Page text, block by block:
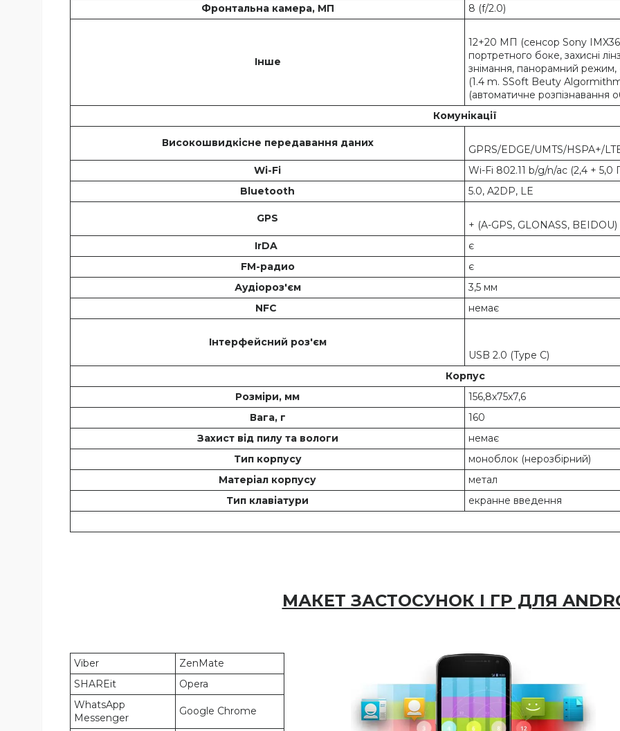
Фронтальна камера, МП
8 (f/2.0)
Інше
12+20 МП (сенсор Sony
портретного боке, захисні
знімання, панорамний
(1.4 m. SSoft Beuty
(автоматичне розпізнавання
Комунікації
Високошвидкісне передавання даних
GPRS/EDGE/UMTS/HSPA+/
Wi-Fi
Wi-Fi 802.11 b/g/n/ac (2,4 + 5,0
Bluetooth
5.0, A2DP, LE
GPS
+ (A-GPS, GLONASS, BEIDOU)
IrDA
є
FM-радио
є
Аудіороз'єм
3,5 мм
NFC
немає
Інтерфейсний роз'єм
USB 2.0 (Type С)
Корпус
Розміри, мм
156,8x75x7,6
Вага, г
160
Захист від пилу та вологи
немає
Тип корпусу
моноблок (нерозбірний)
Матеріал корпусу
метал
Тип клавіатури
екранне введення
МАКЕТ ЗАСТОСУНОК І ГР ДЛЯ
Viber
ZenMate
SHAREit
Opera
WhatsApp
Messenger
Google Chrome